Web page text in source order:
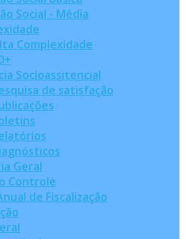
Social - Média
Complexidade
Socioassitencial
de satisfação
Geral
Controle
de Fiscalização